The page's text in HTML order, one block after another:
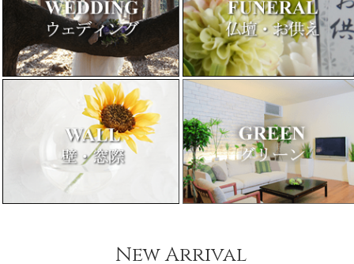
New Arrival